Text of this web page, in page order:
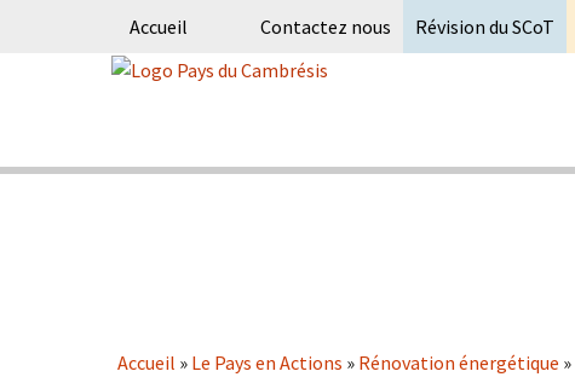
Accueil Contactez nous Révision du SCoT
Accueil » Le Pays en Actions » Rénovation énergétique »